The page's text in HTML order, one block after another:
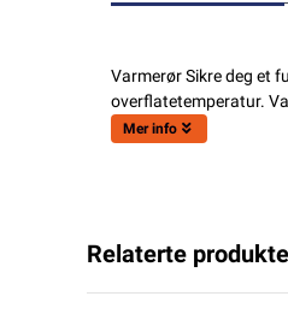
Varmerør Sikre deg et
overflatetemperatur.
Mer info
Relaterte